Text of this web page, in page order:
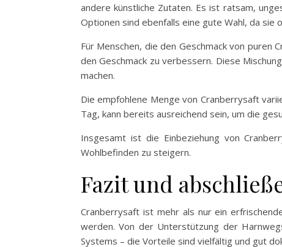
andere künstliche Zutaten. Es ist ratsam,
Optionen sind ebenfalls eine gute Wahl, da sie
Für Menschen, die den Geschmack von puren
den Geschmack zu verbessern. Diese
machen.
Die empfohlene Menge von Cranberrysaft
Tag, kann bereits ausreichend sein, um die
Insgesamt ist die Einbeziehung von
Wohlbefinden zu steigern.
Fazit und
Cranberrysaft ist mehr als nur ein
werden. Von der Unterstützung der
Systems – die Vorteile sind vielfältig und gut